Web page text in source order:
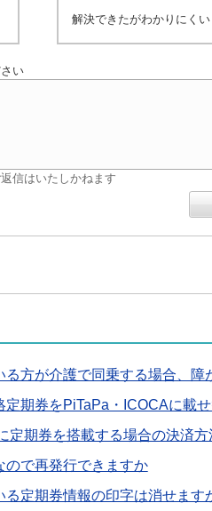
解決できたがわかりにくい
い
信はいたしかねます
る方が介護で同乗する場合、
定期券をPiTaPa・ICOCAに載
定期券を搭載する場合の決済
ので再発行できますか
る定期券情報の印字は消せます